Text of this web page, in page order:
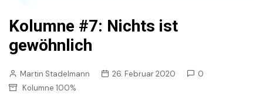
Kolumne #7: Nichts ist
gewöhnlich
Martin Stadelmann 26. Februar 2020
0
Kolumne 100%